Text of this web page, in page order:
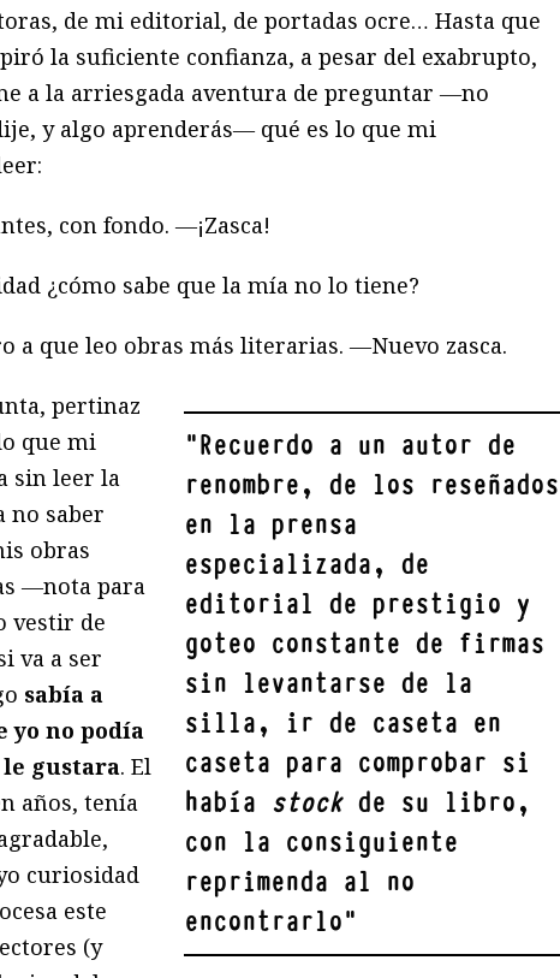
de mi editorial, de portadas ocre… Hasta que
la suficiente confianza, a pesar del exabrupto,
a la arriesgada aventura de preguntar ―no
y algo aprenderás― qué es lo que mi
con fondo. ―¡Zasca!
¿cómo sabe que la mía no lo tiene?
a que leo obras más literarias. ―Nuevo zasca.
"Recuerdo a un autor de
renombre, de los reseñados
en la prensa
especializada, de
editorial de prestigio y
goteo constante de firmas
sin levantarse de la
silla, ir de caseta en
caseta para comprobar si
había stockde su libro,
con la consiguiente
reprimenda al no
encontrarlo"
pertinaz
que mi
sin leer la
no saber
obras
―nota para
vestir de
va a ser
sabía a
yo no podía
gustara. El
años, tenía
curiosidad
este
(y